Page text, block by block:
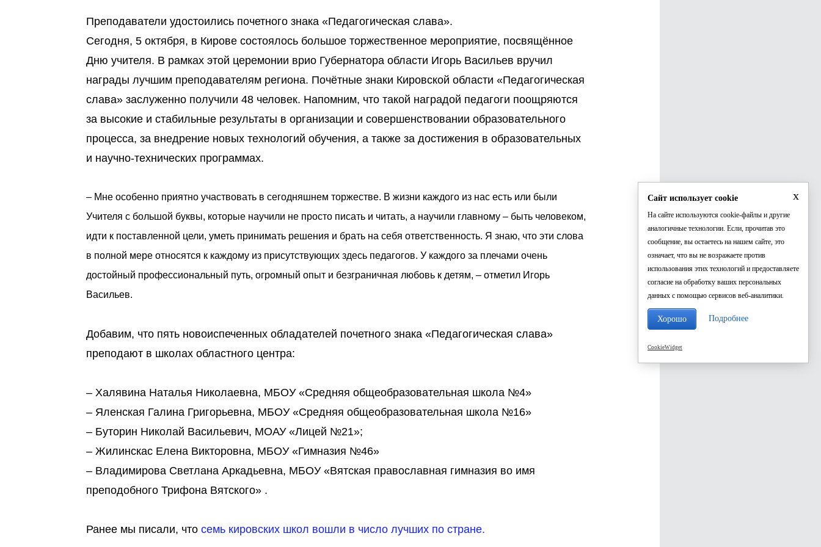
Преподаватели удостоились почетного знака «Педагогическая слава».
Сегодня, 5 октября, в Кирове состоялось большое торжественное мероприятие, посвящённое
Дню учителя. В рамках этой церемонии врио Губернатора области Игорь Васильев вручил
награды лучшим преподавателям региона. Почётные знаки Кировской области «Педагогическая
слава» заслуженно получили 48 человек. Напомним, что такой наградой педагоги поощряются
за высокие и стабильные результаты в организации и совершенствовании образовательного
процесса, за внедрение новых технологий обучения, а также за достижения в образовательных
и научно-технических программах.
– Мне особенно приятно участвовать в сегодняшнем торжестве. В жизни каждого из нас есть или были
Учителя с большой буквы, которые научили не просто писать и читать, а научили главному – быть человеком,
идти к поставленной цели, уметь принимать решения и брать на себя ответственность. Я знаю, что эти слова
в полной мере относятся к каждому из присутствующих здесь педагогов. У каждого за плечами очень
достойный профессиональный путь, огромный опыт и безграничная любовь к детям, – отметил Игорь
Васильев.
Добавим, что пять новоиспеченных обладателей почетного знака «Педагогическая слава»
преподают в школах областного центра:
– Халявина Наталья Николаевна, МБОУ «Средняя общеобразовательная школа №4»
– Яленская Галина Григорьевна, МБОУ «Средняя общеобразовательная школа №16»
– Буторин Николай Васильевич, МОАУ «Лицей №21»;
– Жилинскас Елена Викторовна, МБОУ «Гимназия №46»
– Владимирова Светлана Аркадьевна, МБОУ «Вятская православная гимназия во имя
преподобного Трифона Вятского» .
Ранее мы писали, что семь кировских школ вошли в число лучших по стране.
x
Сайт использует cookie
На сайте используются cookie-файлы и другие
аналогичные технологии. Если, прочитав это
сообщение, вы остаетесь на нашем сайте, это
означает, что вы не возражаете против
использования этих технологий и предоставляете
согласие на обработку ваших персональных
данных с помощью сервисов веб-аналитики.
Хорошо Подробнее
CookieWidget